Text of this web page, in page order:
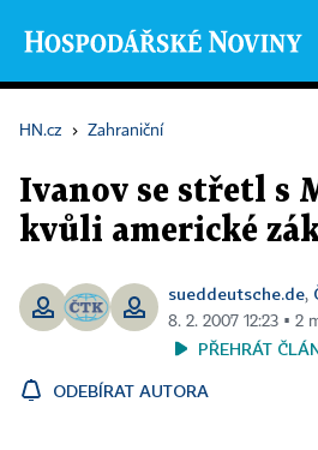
HN.cz › Zahraniční
Ivanov se střetl s
kvůli americké
sueddeutsche.de,
8. 2. 2007 12:23 ▪ 2
PŘEHRÁT
ODEBÍRAT AUTORA